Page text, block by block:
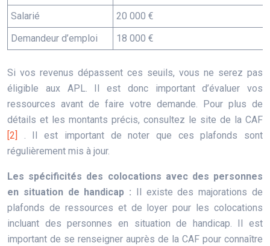
Salarié
20 000 €
Demandeur d’emploi
18 000 €
Si vos revenus dépassent ces seuils, vous ne serez pas
éligible aux APL. Il est donc important d’évaluer vos
ressources avant de faire votre demande. Pour plus de
détails et les montants précis, consultez le site de la CAF
[2]
. Il est important de noter que ces plafonds sont
régulièrement mis à jour.
Les spécificités des colocations avec des personnes
en situation de handicap : Il existe des majorations de
plafonds de ressources et de loyer pour les colocations
incluant des personnes en situation de handicap. Il est
important de se renseigner auprès de la CAF pour connaître